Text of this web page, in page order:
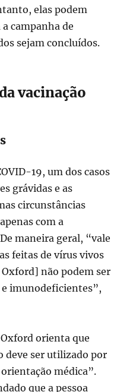
elas podem
campanha de
sejam concluídos.
vacinação
19, um dos casos
grávidas e as
circunstâncias
com a
maneira geral, “vale
feitas de vírus vivos
não podem ser
imunodeficientes”,
Oxford orienta que
deve ser utilizado por
médica”.
que a pessoa